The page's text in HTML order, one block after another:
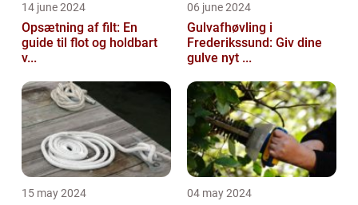
14 june 2024
Opsætning af filt: En
guide til flot og holdbart
v...
06 june 2024
Gulvafhøvling i
Frederikssund: Giv dine
gulve nyt ...
15 may 2024 04 may 2024